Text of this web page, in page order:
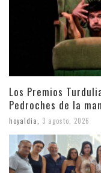
Los Premios
Pedroches de la
hoyaldia 3 agosto, 2026